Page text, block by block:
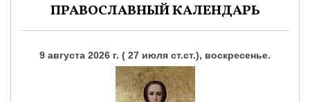
ПРАВОСЛАВНЫЙ КАЛЕНДАРЬ
9 августа 2026 г. ( 27 июля ст.ст.), воскресенье.